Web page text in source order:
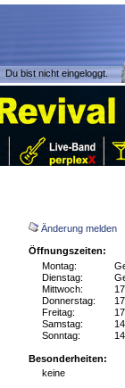
Du bist nicht eingeloggt.
Änderung melden
Öffnungszeiten:
Montag:
Dienstag:
Mittwoch:
Donnerstag:
Freitag:
Samstag:
Sonntag:
Besonderheiten:
keine